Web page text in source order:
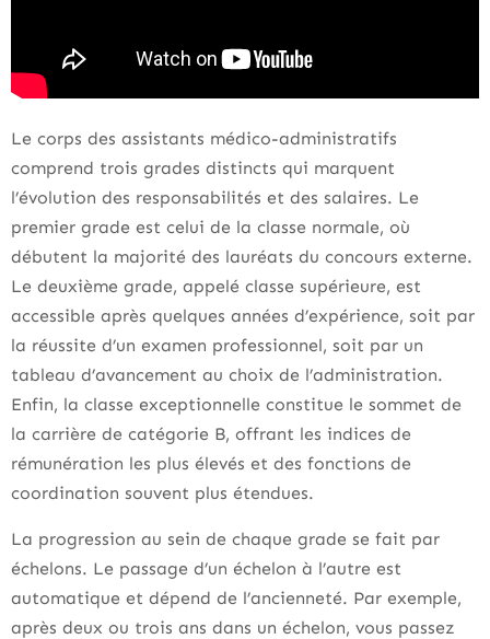
Le corps des assistants médico-administratifs
comprend trois grades distincts qui marquent
l’évolution des responsabilités et des salaires. Le
premier grade est celui de la classe normale, où
débutent la majorité des lauréats du concours externe.
Le deuxième grade, appelé classe supérieure, est
accessible après quelques années d’expérience, soit par
la réussite d’un examen professionnel, soit par un
tableau d’avancement au choix de l’administration.
Enfin, la classe exceptionnelle constitue le sommet de
la carrière de catégorie B, offrant les indices de
rémunération les plus élevés et des fonctions de
coordination souvent plus étendues.
La progression au sein de chaque grade se fait par
échelons. Le passage d’un échelon à l’autre est
automatique et dépend de l’ancienneté. Par exemple,
après deux ou trois ans dans un échelon, vous passez